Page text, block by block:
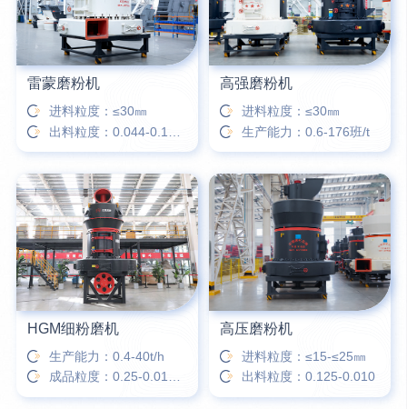
雷蒙磨粉机
进料粒度：≤30㎜
高强磨粉机
进料粒度：≤30㎜
生产能力：0.6-176班/t
HGM细粉磨机
生产能力：0.4-40t/h
成品粒度：0.25-0.015㎜
高压磨粉机
进料粒度：≤15-≤25㎜
出料粒度：0.125-0.010